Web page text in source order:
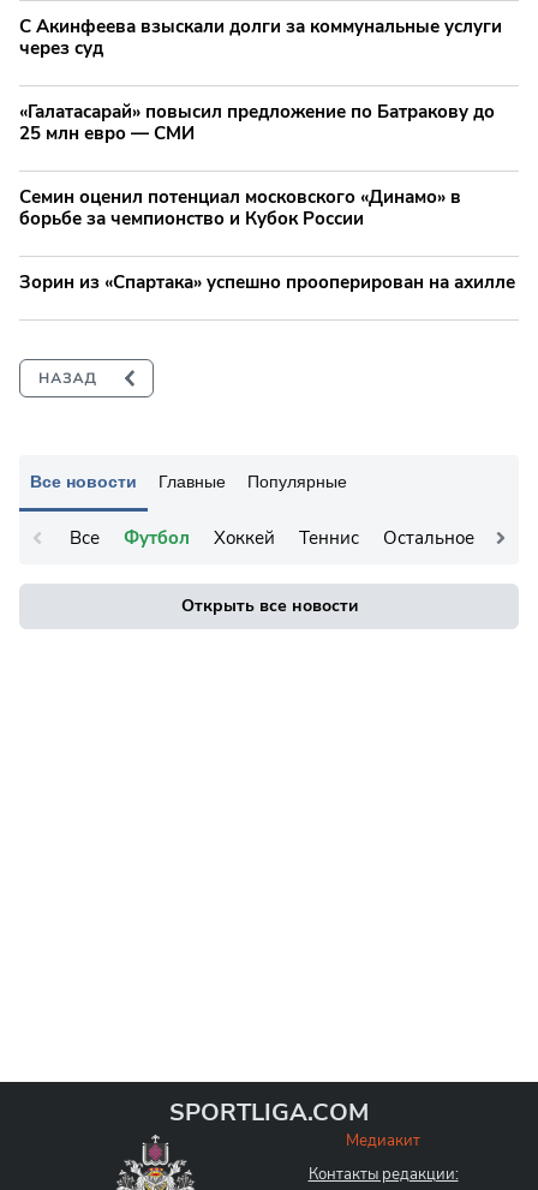
Все новости Главные Популярные
Все Футбол Хоккей Теннис Остальное
Открыть все новости
С Акинфеева взыскали долги за коммунальные услуги
через суд
«Галатасарай» повысил предложение по Батракову до
25 млн евро — СМИ
Семин оценил потенциал московского «Динамо» в
борьбе за чемпионство и Кубок России
Зорин из «Спартака» успешно прооперирован на ахилле
SPORTLIGA.COM
Медиакит
Контакты редакции: